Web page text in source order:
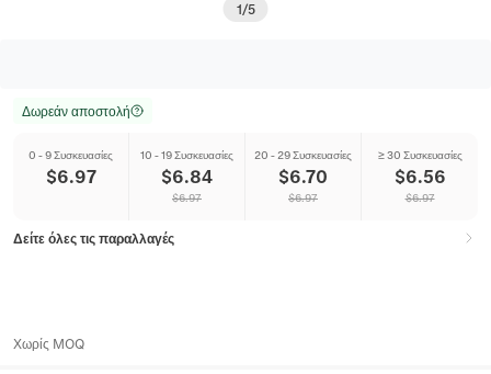
1/5
Δωρεάν αποστολή
0 - 9 Συσκευασίες
$6.97
10 - 19 Συσκευασίες
$6.84
$6.97
20 - 29 Συσκευασίες
$6.70
$6.97
≥ 30 Συσκευασίες
$6.56
$6.97
Δείτε όλες τις παραλλαγές
Χωρίς MOQ